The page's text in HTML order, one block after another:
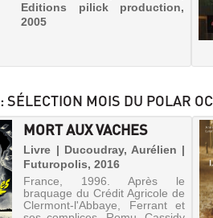
Editions pilick production,
2005
: SÉLECTION MOIS DU POLAR
MORT AUX VACHES
Livre | Ducoudray, Aurélien |
Futuropolis, 2016
France, 1996. Après le
braquage du Crédit Agricole de
Clermont-l'Abbaye, Ferrant et